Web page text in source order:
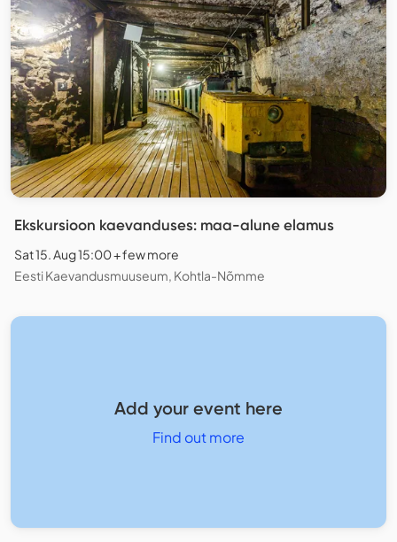
Ekskursioon kaevanduses: maa-alune elamus
Sat 15. Aug 15:00 + few more
Eesti Kaevandusmuuseum, Kohtla-Nõmme
Add your event here
Find out more